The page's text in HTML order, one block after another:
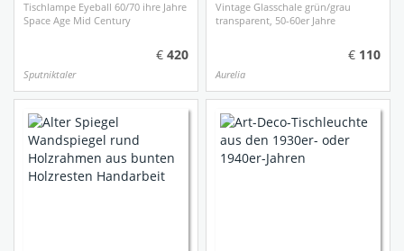
Tischlampe Eyeball 60/70 ihre Jahre
Space Age Mid Century
420
Sputniktaler
Vintage Glasschale grün/grau
transparent, 50-60er Jahre
110
Aurelia